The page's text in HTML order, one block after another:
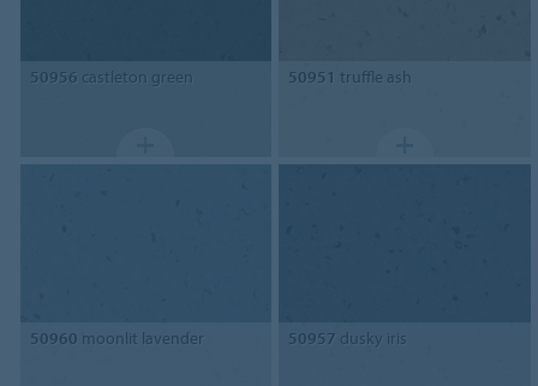
50956 castleton green 50951 truffle ash
50960 moonlit lavender 50957 dusky iris